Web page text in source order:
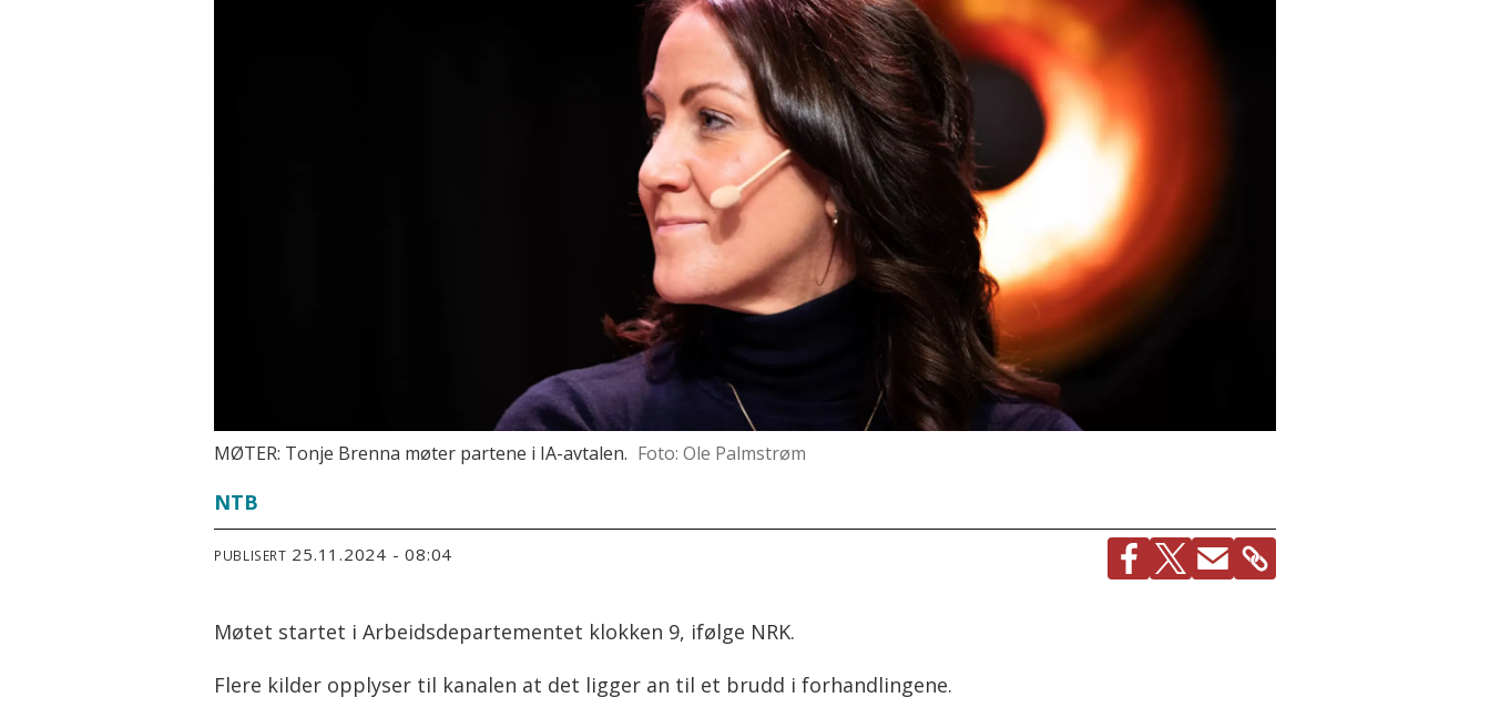
MØTER: Tonje Brenna møter partene i IA-avtalen. Foto: Ole Palmstrøm
NTB
PUBLISERT 25.11.2024 - 08:04
Møtet startet i Arbeidsdepartementet klokken 9, ifølge NRK.
Flere kilder opplyser til kanalen at det ligger an til et brudd i forhandlingene.